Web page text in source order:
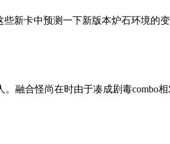
新卡中预测一下新版本炉石环境的
融合怪尚在时由于凑成剧毒combo